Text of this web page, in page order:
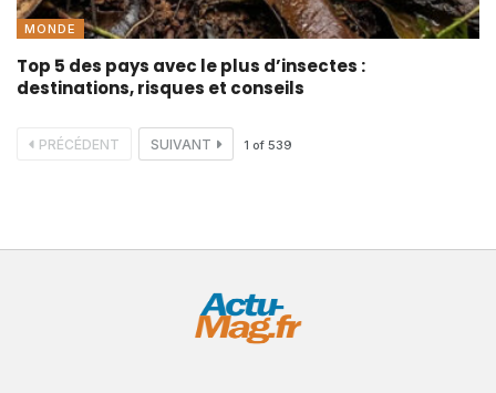
MONDE
Top 5 des pays avec le plus d’insectes :
destinations, risques et conseils
PRÉCÉDENT SUIVANT 1 of 539